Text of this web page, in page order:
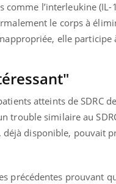
l’interleukine (IL-
le corps à
elle participe
atteints de SDRC
trouble similaire au
disponible, pouvait
précédentes prouvant
2026 Youtube
et, pour de
atteintes de